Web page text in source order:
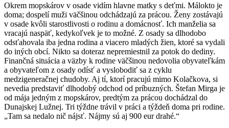
Okrem mopskárov v osade vidím hlavne matky s deťmi. Málokto je
doma; dospelí muži väčšinou odchádzajú za prácou. Ženy zostávajú
v osade kvôli starostlivosti o rodinu a domácnosť. Ich manželia sa
vracajú naspäť, kedykoľvek je to možné. Z osady sa dlhodobo
odsťahovala iba jedna rodina a viacero mladých žien, ktoré sa vydali
do iných obcí. Nikto sa doteraz nepremiestnil za potok do dediny.
Finančná situácia a väzby k rodine väčšinou nedovolia obyvateľkám
a obyvateľom z osady odísť a vyslobodiť sa z cyklu
medzigeneračnej chudoby. Aj tí, ktorí pracujú mimo Kolačkova, si
nevedia predstaviť dlhodobý odchod od príbuzných. Štefan Mirga je
od mája jedným z mopskárov, predtým za prácou dochádzal do
Dunajskej Lužnej. Tri týždne trávil v práci a týždeň doma pri rodine.
„Tam sa nedalo nič nájsť. Nájmy sú aj 900 eur drahé.“